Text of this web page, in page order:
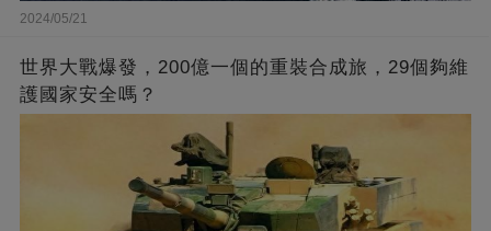
2024/05/21
世界大戰爆發，200億一個的重裝合成旅，29個夠維
護國家安全嗎？